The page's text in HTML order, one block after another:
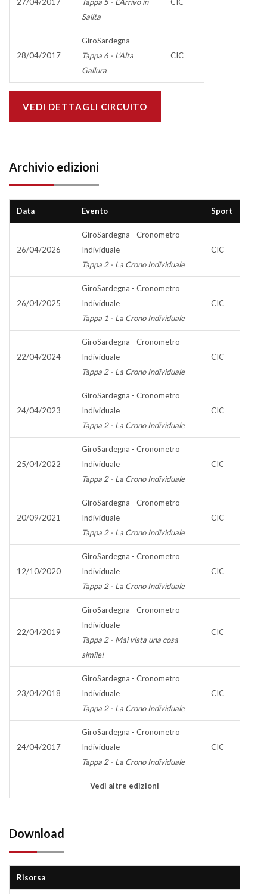
Salita
28/04/2017
GiroSardegna
Tappa 6 - L’Alta
Gallura
CIC
VEDI DETTAGLI CIRCUITO
Archivio edizioni
Data Evento Sport
26/04/2026
GiroSardegna - Cronometro
Individuale
Tappa 2 - La Crono Individuale
CIC
26/04/2025
GiroSardegna - Cronometro
Individuale
Tappa 1 - La Crono Individuale
CIC
22/04/2024
GiroSardegna - Cronometro
Individuale
Tappa 2 - La Crono Individuale
CIC
24/04/2023
GiroSardegna - Cronometro
Individuale
Tappa 2 - La Crono Individuale
CIC
25/04/2022
GiroSardegna - Cronometro
Individuale
Tappa 2 - La Crono Individuale
CIC
20/09/2021
GiroSardegna - Cronometro
Individuale
Tappa 2 - La Crono Individuale
CIC
12/10/2020
GiroSardegna - Cronometro
Individuale
Tappa 2 - La Crono Individuale
CIC
22/04/2019
GiroSardegna - Cronometro
Individuale
Tappa 2 - Mai vista una cosa
simile!
CIC
23/04/2018
GiroSardegna - Cronometro
Individuale
Tappa 2 - La Crono Individuale
CIC
24/04/2017
GiroSardegna - Cronometro
Individuale
Tappa 2 - La Crono Individuale
CIC
Vedi altre edizioni
Download
Risorsa